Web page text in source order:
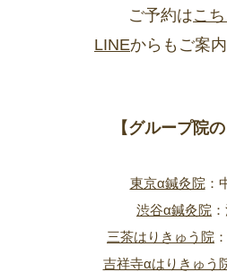
ご予約はこ
LINEからもご案内
【グループ院の
東京α鍼灸院 ：
渋谷α鍼灸院
三茶はりきゅう院
吉祥寺αはりきゅう